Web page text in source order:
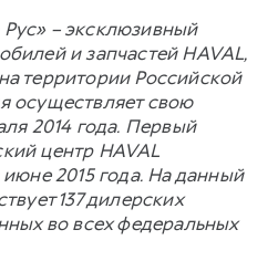
– эксклюзивный
и запчастей HAVAL,
территории Российской
осуществляет свою
2014 года. Первый
центр HAVAL
2015 года. На данный
137 дилерских
во всех федеральных